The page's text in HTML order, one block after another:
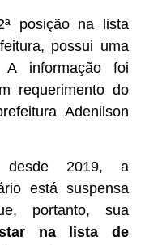
posição na lista
possui uma
informação foi
requerimento do
Adenilson
2019, a
está suspensa
portanto, sua
na lista de